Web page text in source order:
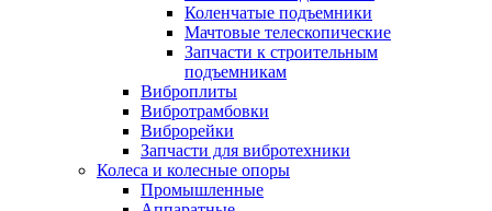
Коленчатые подъемники
Мачтовые телескопические
Запчасти к строительным
подъемникам
Виброплиты
Вибротрамбовки
Виброрейки
Запчасти для вибротехники
Колеса и колесные опоры
Промышленные